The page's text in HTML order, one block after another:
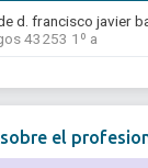
d. francisco javier
43253 1º a
el